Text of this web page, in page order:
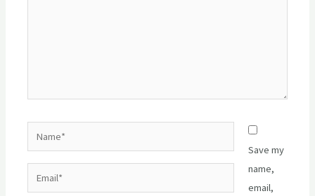
Save my
name,
email,